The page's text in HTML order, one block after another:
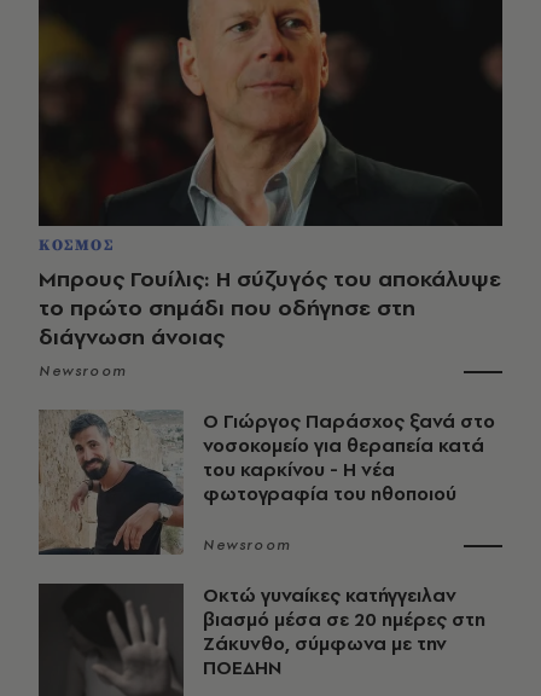
ΚΟΣΜΟΣ
Μπρους Γουίλις: Η σύζυγός του αποκάλυψε
το πρώτο σημάδι που οδήγησε στη
διάγνωση άνοιας
Newsroom
O Γιώργος Παράσχος ξανά στο
νοσοκομείο για θεραπεία κατά
του καρκίνου - Η νέα
φωτογραφία του ηθοποιού
Newsroom
Οκτώ γυναίκες κατήγγειλαν
βιασμό μέσα σε 20 ημέρες στη
Ζάκυνθο, σύμφωνα με την
ΠΟΕΔΗΝ